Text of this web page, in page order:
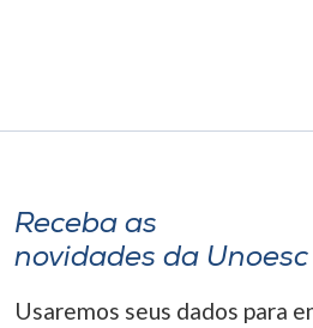
Receba as
novidades da Unoesc
Usaremos seus dados para